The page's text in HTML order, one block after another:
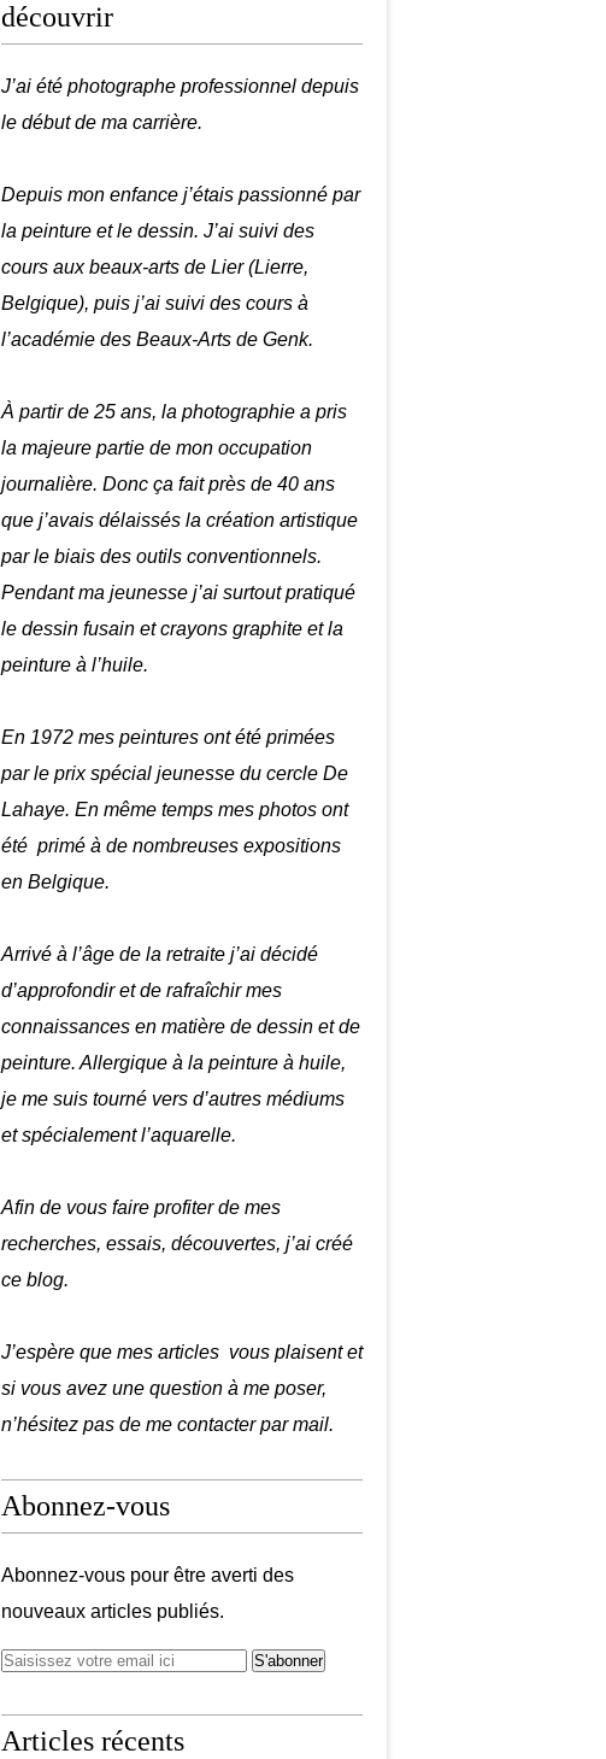
découvrir
J’ai été photographe professionnel depuis
le début de ma carrière.
Depuis mon enfance j’étais passionné par
la peinture et le dessin. J’ai suivi des
cours aux beaux-arts de Lier (Lierre,
Belgique), puis j’ai suivi des cours à
l’académie des Beaux-Arts de Genk.
À partir de 25 ans, la photographie a pris
la majeure partie de mon occupation
journalière. Donc ça fait près de 40 ans
que j’avais délaissés la création artistique
par le biais des outils conventionnels.
Pendant ma jeunesse j’ai surtout pratiqué
le dessin fusain et crayons graphite et la
peinture à l’huile.
En 1972 mes peintures ont été primées
par le prix spécial jeunesse du cercle De
Lahaye. En même temps mes photos ont
été primé à de nombreuses expositions
en Belgique.
Arrivé à l’âge de la retraite j’ai décidé
d’approfondir et de rafraîchir mes
connaissances en matière de dessin et de
peinture. Allergique à la peinture à huile,
je me suis tourné vers d’autres médiums
et spécialement l’aquarelle.
Afin de vous faire profiter de mes
recherches, essais, découvertes, j’ai créé
ce blog.
J’espère que mes articles vous plaisent et
si vous avez une question à me poser,
n’hésitez pas de me contacter par mail.
Abonnez-vous
Abonnez-vous pour être averti des
nouveaux articles publiés.
Articles récents